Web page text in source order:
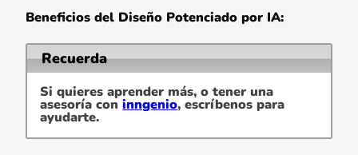
Beneficios del Diseño Potenciado por IA:
Recuerda
Si quieres aprender más, o tener una
asesoría coninngenio, escríbenos para
ayudarte.